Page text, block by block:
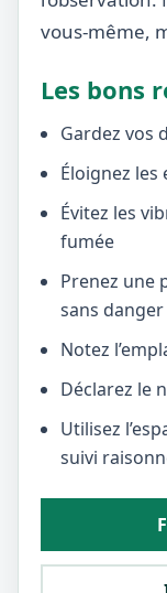
vous-même,
Les bons
Gardez vos
Éloignez
Évitez les
fumée
Prenez une
sans danger
Notez
Déclarez le
Utilisez
suivi